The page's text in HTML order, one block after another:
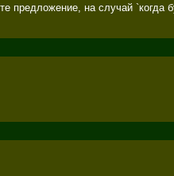
предложение, на случай `когда